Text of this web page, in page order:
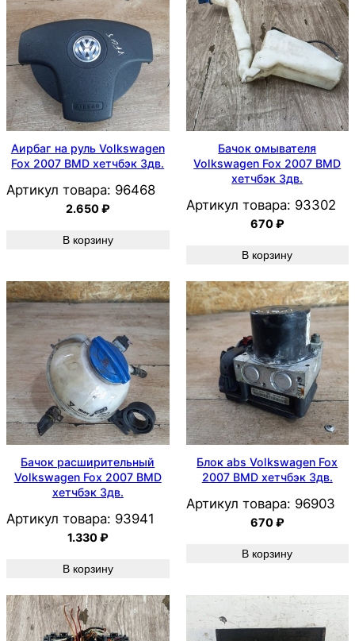
Аирбаг на руль Volkswagen
Fox 2007 BMD хетчбэк 3дв.
Артикул товара: 96468
2.650₽
В корзину
Бачок омывателя
Volkswagen Fox 2007 BMD
хетчбэк 3дв.
Артикул товара: 93302
670₽
В корзину
Бачок расширительный
Volkswagen Fox 2007 BMD
хетчбэк 3дв.
Артикул товара: 93941
1.330₽
В корзину
Блок abs Volkswagen Fox
2007 BMD хетчбэк 3дв.
Артикул товара: 96903
670₽
В корзину